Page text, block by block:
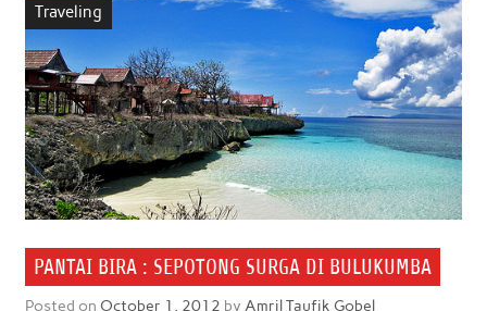
Traveling
PANTAI BIRA : SEPOTONG SURGA DI BULUKUMBA
Posted on October 1, 2012 by Amril Taufik Gobel